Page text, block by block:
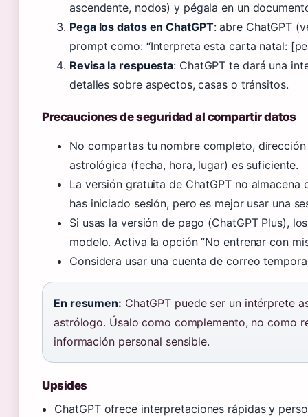
ascendente, nodos) y pégala en un
Pega los datos en ChatGPT: abre ChatGPT
prompt como: “Interpreta esta carta natal:
Revisa la respuesta: ChatGPT te dará una
detalles sobre aspectos, casas o tránsitos.
Precauciones de seguridad al compartir datos
No compartas tu nombre completo,
astrológica (fecha, hora, lugar) es suficiente.
La versión gratuita de ChatGPT no
has iniciado sesión, pero es mejor usar una
Si usas la versión de pago (ChatGPT Plus),
modelo. Activa la opción “No entrenar con
Considera usar una cuenta de correo
En resumen: ChatGPT puede ser un intérprete
astrólogo. Úsalo como complemento, no como
información personal sensible.
Upsides
ChatGPT ofrece interpretaciones rápidas y